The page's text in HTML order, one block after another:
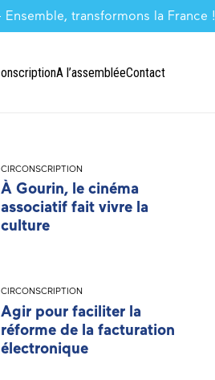
transformons la France !
A l’assembléeContact
CIRCONSCRIPTION
À Gourin, le cinéma
associatif fait vivre la
culture
CIRCONSCRIPTION
Agir pour faciliter la
réforme de la facturation
électronique